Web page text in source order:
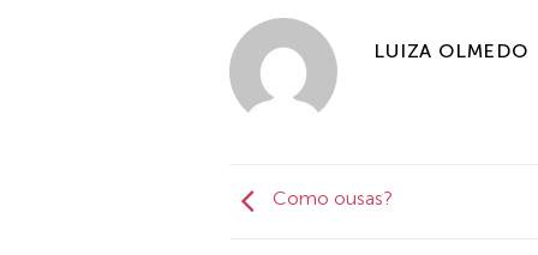
LUIZA OLMEDO
Como ousas?